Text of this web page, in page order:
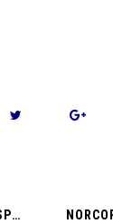
de
ENCONTRARON A SU ESPOSO 26 DÍAS DESPUÉS DE SU DESAPARICIÓN EN UN CLUB NOCTURNO